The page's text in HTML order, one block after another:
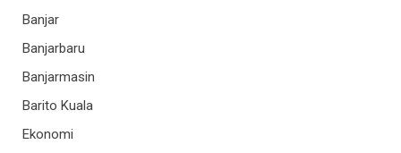
Banjar
Banjarbaru
Banjarmasin
Barito Kuala
Ekonomi